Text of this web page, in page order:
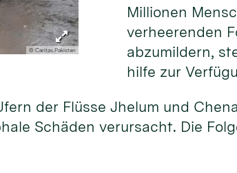
© Caritas Pakistan
Millio­nen
ver­heeren­den
ab­zumil­dern,
hilfe zur
der Flüsse Jhelum und
Schä­den verur­sacht. Die